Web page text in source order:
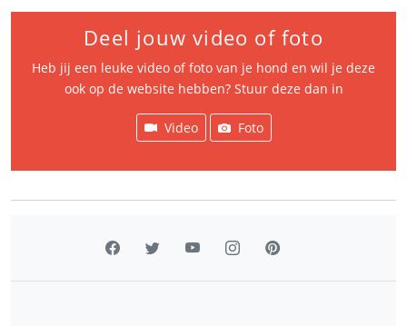
Deel jouw video of foto
Heb jij een leuke video of foto van je hond en wil je deze
ook op de website hebben? Stuur deze dan in
Video Foto